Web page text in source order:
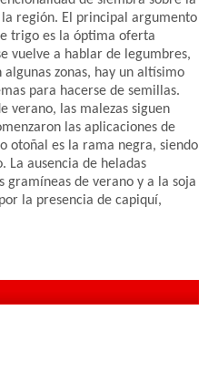
región. El principal argumento
trigo es la óptima oferta
vuelve a hablar de legumbres,
zonas, hay un altísimo
para hacerse de semillas.
verano, las malezas siguen
las aplicaciones de
otoñal es la rama negra, siendo
ausencia de heladas
gramíneas de verano y a la soja
la presencia de capiquí,